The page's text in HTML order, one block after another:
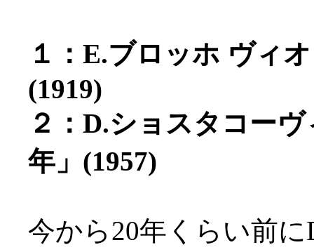
１：E.ブロッホ ヴィ
(1919)
２：D.ショスタコー
年」(1957)
今から20年くらい前